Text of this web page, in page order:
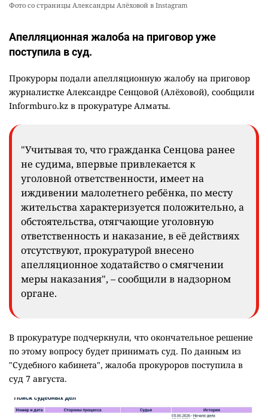
Фото со страницы Александры Алёховой в Instagram
Апелляционная жалоба на приговор уже
поступила в суд.
Прокуроры подали апелляционную жалобу на приговор
журналистке Александре Сенцовой (Алёховой), сообщили
Informburo.kz в прокуратуре Алматы.
"Учитывая то, что гражданка Сенцова ранее
не судима, впервые привлекается к
уголовной ответственности, имеет на
иждивении малолетнего ребёнка, по месту
жительства характеризуется положительно, а
обстоятельства, отягчающие уголовную
ответственность и наказание, в её действиях
отсутствуют, прокуратурой внесено
апелляционное ходатайство о смягчении
меры наказания", – сообщили в надзорном
органе.
В прокуратуре подчеркнули, что окончательное решение
по этому вопросу будет принимать суд. По данным из
"Судебного кабинета", жалоба прокуроров поступила в
суд 7 августа.